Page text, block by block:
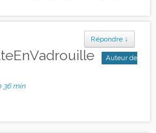
Répondre ↓
Auteur de
36 min